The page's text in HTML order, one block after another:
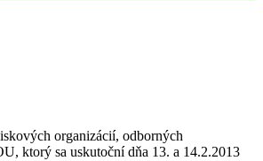
organizácií, odborných
ktorý sa uskutoční dňa 13. a 14.2.2013